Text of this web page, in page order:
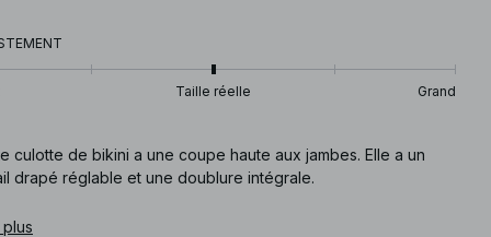
Taille réelle Grand
culotte de bikini a une coupe haute aux jambes. Elle a un
drapé réglable et une doublure intégrale.
article